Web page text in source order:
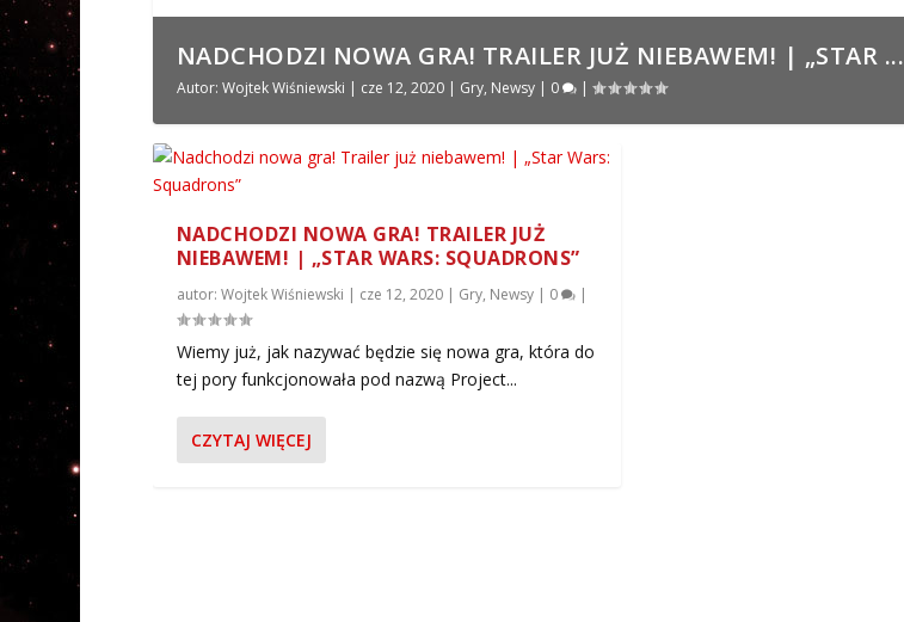
NADCHODZI NOWA GRA! TRAILER JUŻ NIEBAWEM! | „STAR ...
Autor: Wojtek Wiśniewski | cze 12, 2020| Gry, Newsy| 0 |
NADCHODZI NOWA GRA! TRAILER JUŻ
NIEBAWEM! | „STAR WARS: SQUADRONS”
autor: Wojtek Wiśniewski | cze 12, 2020| Gry, Newsy| 0 |
Wiemy już, jak nazywać będzie się nowa gra, która do
tej pory funkcjonowała pod nazwą Project...
CZYTAJ WIĘCEJ